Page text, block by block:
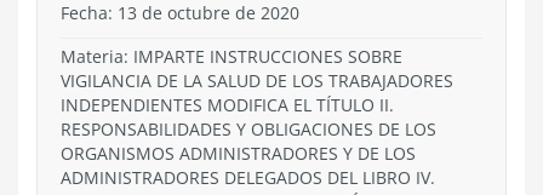
Fecha: 13 de octubre de 2020
Materia: IMPARTE INSTRUCCIONES SOBRE
VIGILANCIA DE LA SALUD DE LOS TRABAJADORES
INDEPENDIENTES MODIFICA EL TÍTULO II.
RESPONSABILIDADES Y OBLIGACIONES DE LOS
ORGANISMOS ADMINISTRADORES Y DE LOS
ADMINISTRADORES DELEGADOS DEL LIBRO IV.